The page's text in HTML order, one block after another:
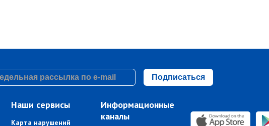
Подписаться
Наши сервисы
Карта нарушений
Информационные
каналы